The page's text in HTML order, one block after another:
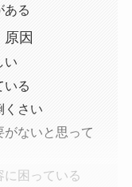
る
因
い
る
さい
ないと思って
困っている